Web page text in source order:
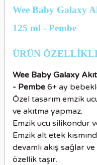
Wee Baby Galaxy
125 ml - Pembe
ÜRÜN
Wee Baby Galaxy
- Pembe 6+ ay
Özel tasarım emzik
ve akıtma yapmaz.
Emzik ucu silikondur
Emzik alt etek
devamlı akış sağlar
özellik taşır.